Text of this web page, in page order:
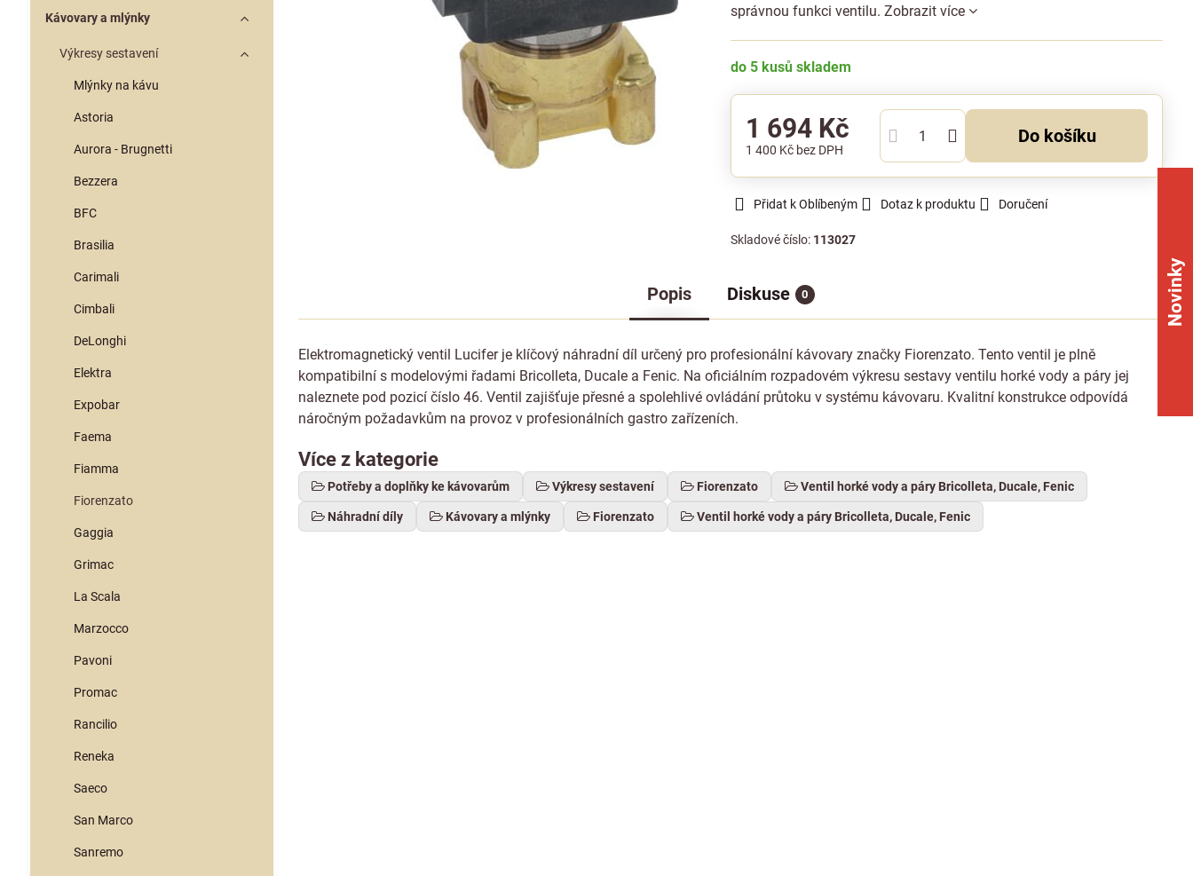
správnou funkci ventilu.Zobrazit více
do 5 kusů skladem
1 694 Kč
1 400 Kč bez DPH
Do košíku
Přidat k Oblíbeným Dotaz k produktu Doručení
Skladové číslo: 113027
Popis Diskuse 0
Elektromagnetický ventil Lucifer je klíčový náhradní díl určený pro profesionální kávovary značky Fiorenzato. Tento ventil je plně
kompatibilní s modelovými řadami Bricolleta, Ducale a Fenic. Na oficiálním rozpadovém výkresu sestavy ventilu horké vody a páry jej
naleznete pod pozicí číslo 46. Ventil zajišťuje přesné a spolehlivé ovládání průtoku v systému kávovaru. Kvalitní konstrukce odpovídá
náročným požadavkům na provoz v profesionálních gastro zařízeních.
Více z kategorie
Potřeby a doplňky ke kávovarům Výkresy sestavení Fiorenzato Ventil horké vody a páry Bricolleta, Ducale, Fenic
Náhradní díly Kávovary a mlýnky Fiorenzato Ventil horké vody a páry Bricolleta, Ducale, Fenic
Kávovary a mlýnky
Výkresy sestavení
Mlýnky na kávu
Astoria
Aurora - Brugnetti
Bezzera
BFC
Brasilia
Carimali
Cimbali
DeLonghi
Elektra
Expobar
Faema
Fiamma
Fiorenzato
Gaggia
Grimac
La Scala
Marzocco
Pavoni
Promac
Rancilio
Reneka
Saeco
San Marco
Sanremo
Novinky